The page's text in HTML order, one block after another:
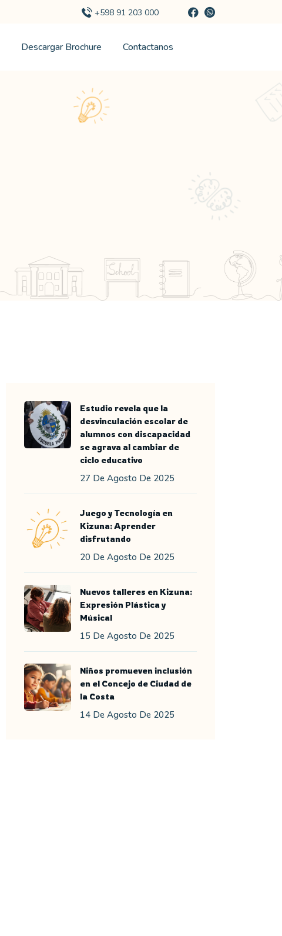
+598 91 203 000
Descargar Brochure Contactanos
Estudio revela que la
desvinculación escolar de
alumnos con discapacidad
se agrava al cambiar de
ciclo educativo
27 De Agosto De 2025
Juego y Tecnología en
Kizuna: Aprender
disfrutando
20 De Agosto De 2025
Nuevos talleres en Kizuna:
Expresión Plástica y
Músical
15 De Agosto De 2025
Niños promueven inclusión
en el Concejo de Ciudad de
la Costa
14 De Agosto De 2025